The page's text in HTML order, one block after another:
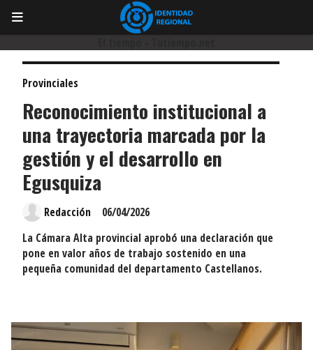
Reconocimiento institucional a
una trayectoria marcada por la
gestión y el desarrollo en
Egusquiza
La Cámara Alta provincial aprobó una declaración que
pone en valor años de trabajo sostenido en una
pequeña comunidad del departamento Castellanos.
Provinciales
06/04/2026
Redacción